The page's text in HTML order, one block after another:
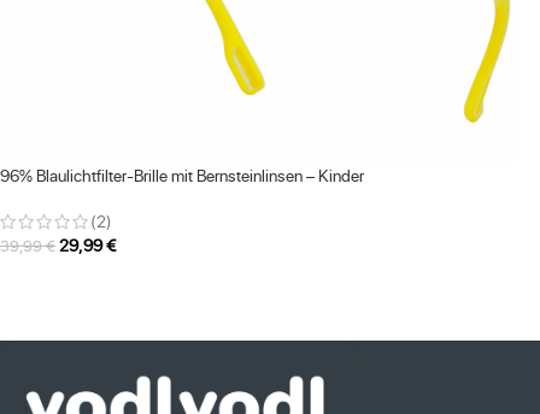
96% Blaulichtfilter-Brille mit Bernsteinlinsen – Kinder
(2)
39,99€29,99€